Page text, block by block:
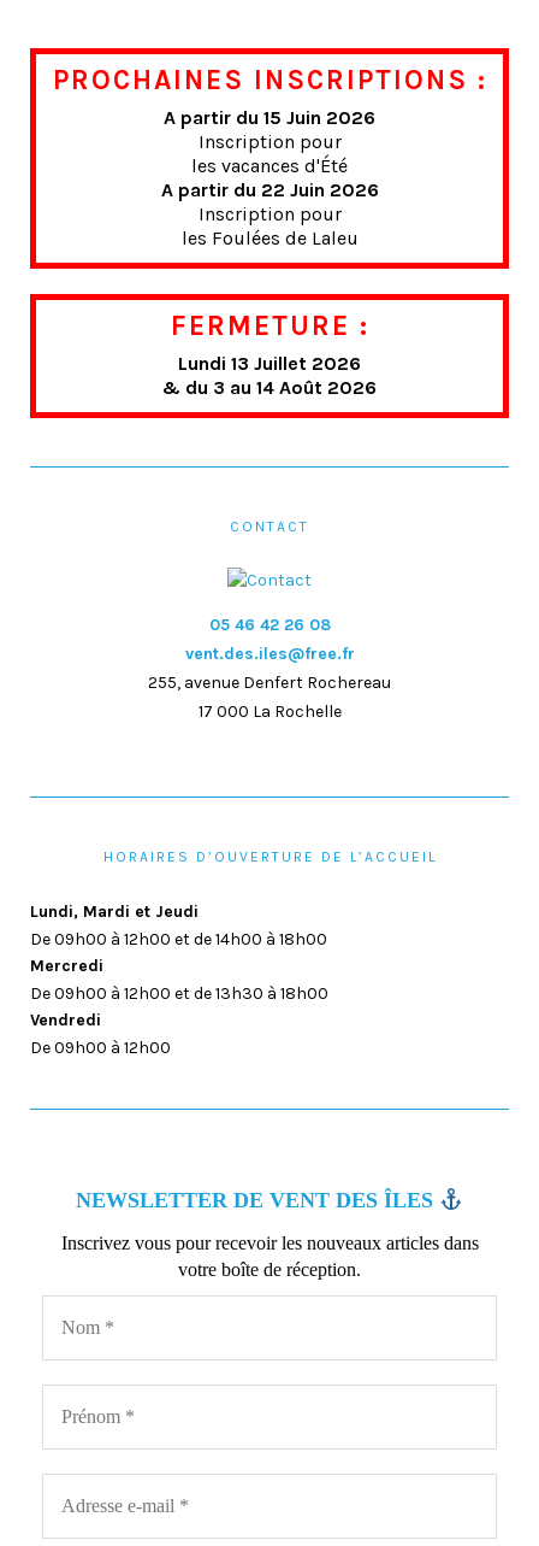
PROCHAINES INSCRIPTIONS :
A partir du 15 Juin 2026
Inscription pour
les vacances d'Été
A partir du 22 Juin 2026
Inscription pour
les Foulées de Laleu
FERMETURE :
Lundi 13 Juillet 2026
& du 3 au 14 Août 2026
CONTACT
05 46 42 26 08
vent.des.iles@free.fr
255, avenue Denfert Rochereau
17 000 La Rochelle
HORAIRES D’OUVERTURE DE L’ACCUEIL
Lundi, Mardi et Jeudi
De 09h00 à 12h00 et de 14h00 à 18h00
Mercredi
De 09h00 à 12h00 et de 13h30 à 18h00
Vendredi
De 09h00 à 12h00
NEWSLETTER DE VENT DES ÎLES
Inscrivez vous pour recevoir les nouveaux articles dans
votre boîte de réception.